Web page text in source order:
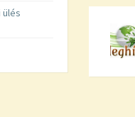
ülés